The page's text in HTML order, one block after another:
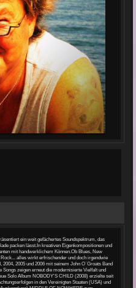
ein weit gefächertes Soundspektrum, das
packen lässt.In kreativen Eigenkompositionen und
mit handwerklichem Können.Ob Blues, New
alles wirkt erfrischender und doch irgendwie
2005 und 2006 mit seinem John O`Groats Band
Songs zeigen erneut die modernisierte Vielfalt und
Solo Album NOBODY’S CHILD (2008) erzielte seit
in den Vereinigten Staaten (USA) und